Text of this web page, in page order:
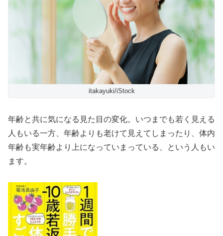
itakayuki/iStock
年齢と共に気になる見た目の変化。いつまでも若く見える
人もいる一方、年齢よりも老けて見えてしまったり、体内
年齢も実年齢より上になっていまっている、という人もい
ます。